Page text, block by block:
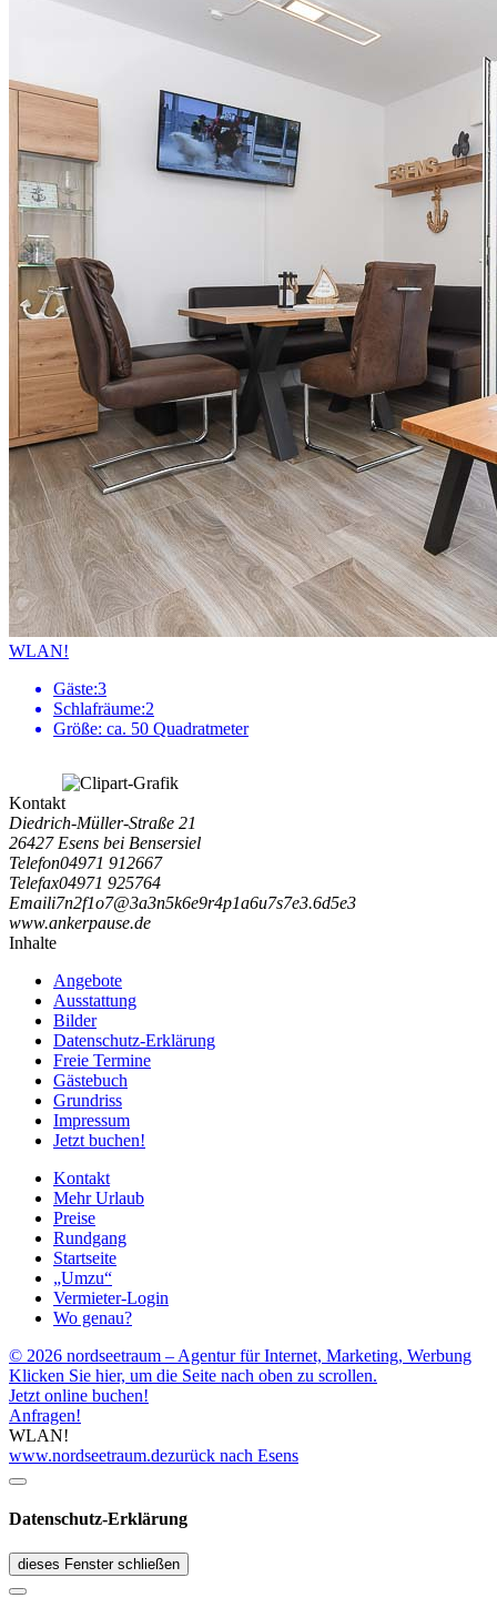
WLAN!
Gäste:3
Schlafräume:2
Größe: ca. 50 Quadratmeter
Kontakt
Diedrich-Müller-Straße 21
26427 Esens bei Bensersiel
Telefon04971 912667
Telefax04971 925764
Emaili7n2f1o7@3a3n5k6e9r4p1a6u7s7e3.6d5e3
www.ankerpause.de
Inhalte
Angebote
Ausstattung
Bilder
Datenschutz-Erklärung
Freie Termine
Gästebuch
Grundriss
Impressum
Jetzt buchen!
Kontakt
Mehr Urlaub
Preise
Rundgang
Startseite
„Umzu“
Vermieter-Login
Wo genau?
© 2026 nordseetraum – Agentur für Internet, Marketing, Werbung
Klicken Sie hier, um die Seite nach oben zu scrollen.
Jetzt online buchen!
Anfragen!
WLAN!
www.nordseetraum.dezurück nach Esens
Datenschutz-Erklärung
dieses Fenster schließen